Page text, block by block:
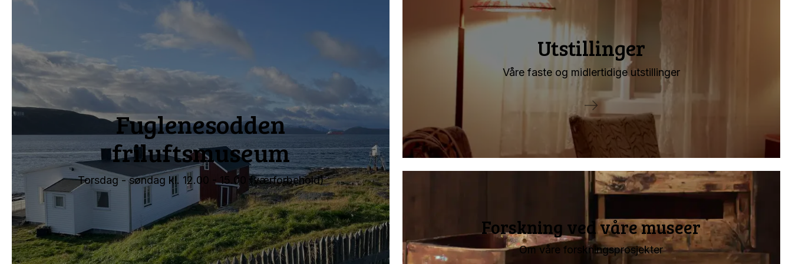
Fuglenesodden
friluftsmuseum
Torsdag - søndag kl. 12.00 - 15.00 (værforbehold)
Utstillinger
Våre faste og midlertidige utstillinger
Forskning ved våre museer
Om våre forskningsprosjekter